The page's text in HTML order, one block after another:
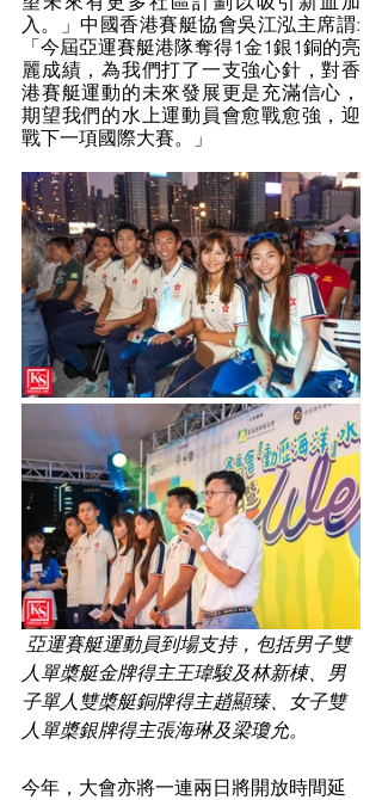
入。」中國香港賽艇協會吳江泓主席謂:
「今屆亞運賽艇港隊奪得1金1銀1銅的亮
麗成績，為我們打了一支強心針，對香
港賽艇運動的未來發展更是充滿信心，
期望我們的水上運動員會愈戰愈強，迎
戰下一項國際大賽。」
人單槳艇金牌得主王瑋駿及林新棟、男
子單人雙槳艇銅牌得主趙顯臻、女子雙
人單槳銀牌得主張海琳及梁瓊允。
今年，大會亦將一連兩日將開放時間延